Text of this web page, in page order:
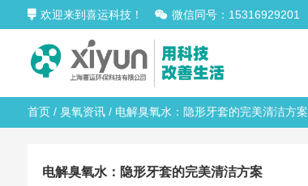
欢迎来到喜运科技！ 微信同号：15316929201
首页/ 臭氧资讯/ 电解臭氧水：隐形牙套的完美清洁方案
电解臭氧水：隐形牙套的完美清洁方案